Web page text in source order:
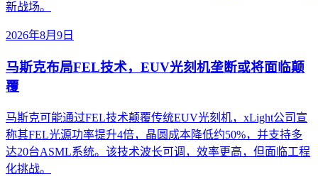
新战场。
2026年8月9日
马斯克布局FEL技术，EUV光刻机垄断或将面临颠
覆
马斯克可能通过FEL技术颠覆传统EUV光刻机，xLight公司宣
称其FEL光源功率提升4倍，晶圆成本降低约50%，并支持多
达20台ASML系统。该技术波长可调，效率更高，但面临工程
化挑战。